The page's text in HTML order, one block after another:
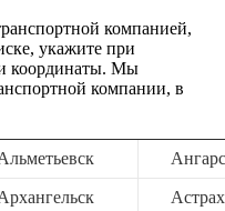
компанией,
укажите при
и координаты. Мы
компании, в